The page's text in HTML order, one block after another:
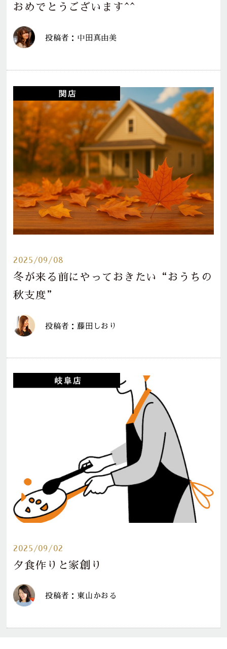
おめでとうございます^^
投稿者：中田真由美
2025/09/08
冬が来る前にやっておきたい“おうちの
秋支度”
投稿者：藤田しおり
2025/09/02
夕食作りと家創り
投稿者：東山かおる